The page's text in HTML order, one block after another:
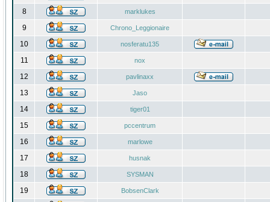
8 marklukes
9 Chrono_Leggionaire
10 nosferatu135
11 nox
12 pavlinaxx
13 Jaso
14 tiger01
15 pccentrum
16 marlowe
17 husnak
18 SYSMAN
19 BobsenClark